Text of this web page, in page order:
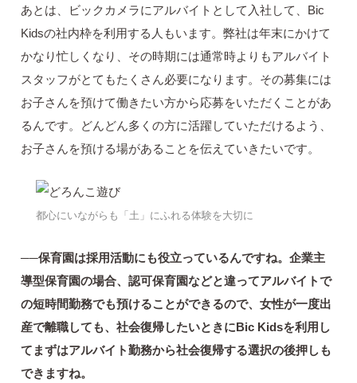
あとは、ビックカメラにアルバイトとして入社して、Bic
Kidsの社内枠を利用する人もいます。弊社は年末にかけて
かなり忙しくなり、その時期には通常時よりもアルバイト
スタッフがとてもたくさん必要になります。その募集には
お子さんを預けて働きたい方から応募をいただくことがあ
るんです。どんどん多くの方に活躍していただけるよう、
お子さんを預ける場があることを伝えていきたいです。
都心にいながらも「土」にふれる体験を大切に
──保育園は採用活動にも役立っているんですね。企業主
導型保育園の場合、認可保育園などと違ってアルバイトで
の短時間勤務でも預けることができるので、女性が一度出
産で離職しても、社会復帰したいときにBic Kidsを利用し
てまずはアルバイト勤務から社会復帰する選択の後押しも
できますね。